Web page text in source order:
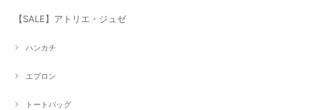
【SALE】アトリエ・ジュゼ
ハンカチ
エプロン
トートバッグ